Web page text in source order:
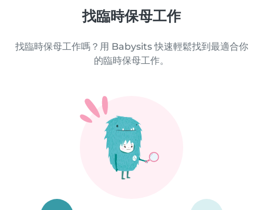
找臨時保母工作
找臨時保母工作嗎？用 Babysits 快速輕鬆找到最適合你
的臨時保母工作。